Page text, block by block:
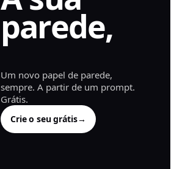
parede,
gerado.
Um novo papel de parede,
sempre. A partir de um prompt.
Grátis.
Crie o seu grátis→